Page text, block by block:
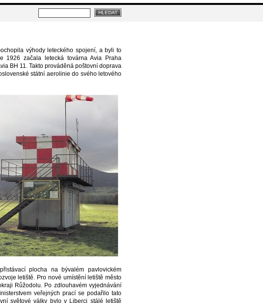
výhody leteckého spojení, a byli to
začala letecká továrna Avia Praha
BH 11. Takto prováděná poštovní doprava
státní aerolinie do svého letového
plocha na bývalém pavlovickém
letiště. Pro nové umístění letiště město
Růžodolu. Po zdlouhavém vyjednávání
veřejných prací se podařilo tato
světové války bylo v Liberci stálé letiště